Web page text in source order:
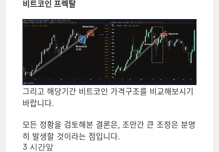
비트코인 프렉탈
그리고 해당기간 비트코인 가격구조를 비교해보시기
바랍니다.
모든 정황을 검토해본 결론은, 조만간 큰 조정은 분명
히 발생할 것이라는 점입니다.
3 시간앞